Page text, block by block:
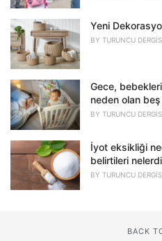
Yeni
BY TURUNCU
Gece,
neden olan
BY TURUNCU
İyot eksikliği
belirtileri
BY TURUNCU
BACK